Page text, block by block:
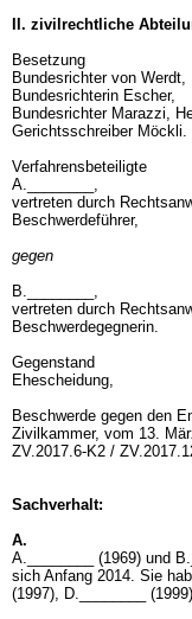
II. zivilrechtliche
Besetzung
Bundesrichter von Werdt,
Bundesrichterin Escher,
Bundesrichter Marazzi,
Gerichtsschreiber Möckli.
Verfahrensbeteiligte
A.________,
vertreten durch
Beschwerdeführer,
gegen
B.________,
vertreten durch
Beschwerdegegnerin.
Gegenstand
Ehescheidung,
Beschwerde gegen den
Zivilkammer, vom 13.
ZV.2017.6-K2 /
Sachverhalt:
A.
A.________ (1969) und
sich Anfang 2014. Sie
(1997), D.________